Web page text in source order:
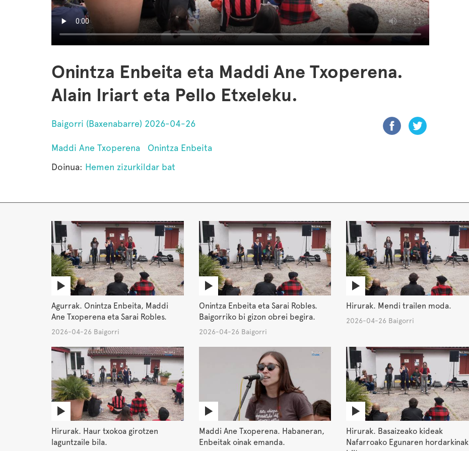
Onintza Enbeita eta Maddi Ane Txoperena.
Alain Iriart eta Pello Etxeleku.
Baigorri (Baxenabarre) 2026-04-26
Maddi Ane Txoperena
Onintza Enbeita
Doinua: Hemen zizurkildar bat
Agurrak. Onintza Enbeita, Maddi
Ane Txoperena eta Sarai Robles.
2026-04-26 Baigorri
Onintza Enbeita eta Sarai Robles.
Baigorriko bi gizon obrei begira.
2026-04-26 Baigorri
Hirurak. Mendi trailen moda.
2026-04-26 Baigorri
Hirurak. Haur txokoa girotzen
laguntzaile bila.
Maddi Ane Txoperena. Habaneran,
Enbeitak oinak emanda.
Hirurak. Basaizeako kideak
Nafarroako Egunaren hordarkinak